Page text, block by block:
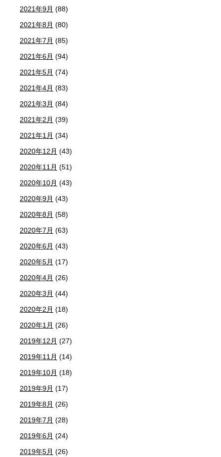
2021年9月 (88)
2021年8月 (80)
2021年7月 (85)
2021年6月 (94)
2021年5月 (74)
2021年4月 (83)
2021年3月 (84)
2021年2月 (39)
2021年1月 (34)
2020年12月 (43)
2020年11月 (51)
2020年10月 (43)
2020年9月 (43)
2020年8月 (58)
2020年7月 (63)
2020年6月 (43)
2020年5月 (17)
2020年4月 (26)
2020年3月 (44)
2020年2月 (18)
2020年1月 (26)
2019年12月 (27)
2019年11月 (14)
2019年10月 (18)
2019年9月 (17)
2019年8月 (26)
2019年7月 (28)
2019年6月 (24)
2019年5月 (26)